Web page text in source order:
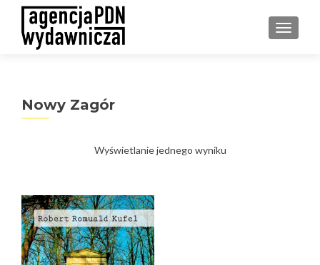
Nowy Zagór
Wyświetlanie jednego wyniku